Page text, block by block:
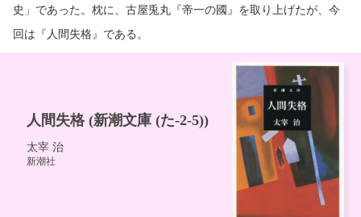
史」であった。枕に、古屋兎丸『帝一の國』を取り上げたが、今
回は『人間失格』である。